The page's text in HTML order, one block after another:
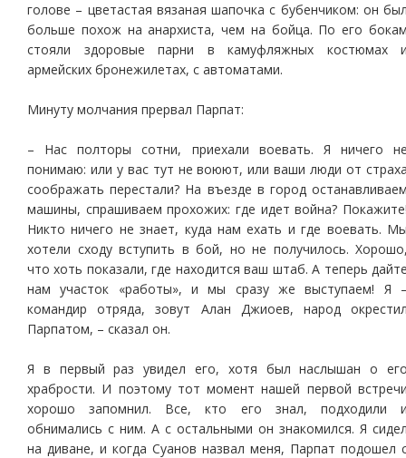
голове – цветастая вязаная шапочка с бубенчиком: он
больше похож на анархиста, чем на бойца. По его
стояли здоровые парни в камуфляжных костюмах
армейских бронежилетах, с автоматами.
Минуту молчания прервал Парпат:
– Нас полторы сотни, приехали воевать. Я ничего
понимаю: или у вас тут не воюют, или ваши люди от
соображать перестали? На въезде в город
машины, спрашиваем прохожих: где идет война?
Никто ничего не знает, куда нам ехать и где воевать.
хотели сходу вступить в бой, но не получилось.
что хоть показали, где находится ваш штаб. А теперь
нам участок «работы», и мы сразу же выступаем! Я
командир отряда, зовут Алан Джиоев, народ
Парпатом, – сказал он.
Я в первый раз увидел его, хотя был наслышан о
храбрости. И поэтому тот момент нашей первой
хорошо запомнил. Все, кто его знал, подходили
обнимались с ним. А с остальными он знакомился. Я
на диване, и когда Суанов назвал меня, Парпат подошел